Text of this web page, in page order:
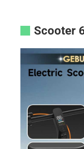
Scooter